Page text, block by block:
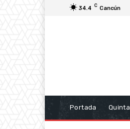
34.4 C Cancún
Portada